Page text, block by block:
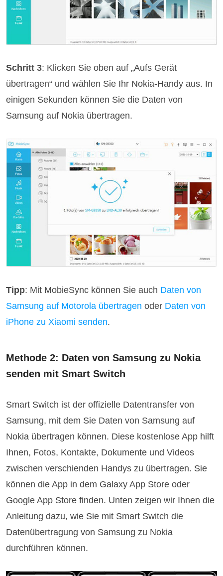
Schritt 3: Klicken Sie oben auf „Aufs Gerät
übertragen“ und wählen Sie Ihr Nokia-Handy aus. In
einigen Sekunden können Sie die Daten von
Samsung auf Nokia übertragen.
Tipp: Mit MobieSync können Sie auch Daten von
Samsung auf Motorola übertragen oder Daten von
iPhone zu Xiaomi senden.
Methode 2: Daten von Samsung zu Nokia
senden mit Smart Switch
Smart Switch ist der offizielle Datentransfer von
Samsung, mit dem Sie Daten von Samsung auf
Nokia übertragen können. Diese kostenlose App hilft
Ihnen, Fotos, Kontakte, Dokumente und Videos
zwischen verschienden Handys zu übertragen. Sie
können die App in dem Galaxy App Store oder
Google App Store finden. Unten zeigen wir Ihnen die
Anleitung dazu, wie Sie mit Smart Switch die
Datenübertragung von Samsung zu Nokia
durchführen können.